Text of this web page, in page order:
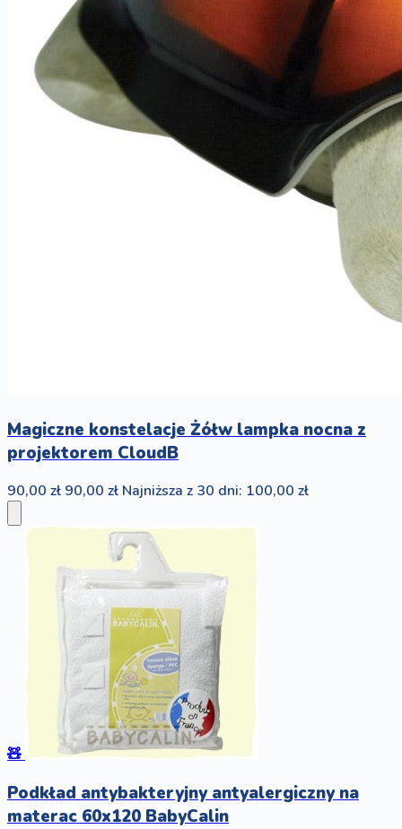
Magiczne konstelacje Żółw lampka nocna z
projektorem CloudB
90,00 zł 90,00 zł Najniższa z 30 dni: 100,00 zł
🧸
Podkład antybakteryjny antyalergiczny na
materac 60x120 BabyCalin